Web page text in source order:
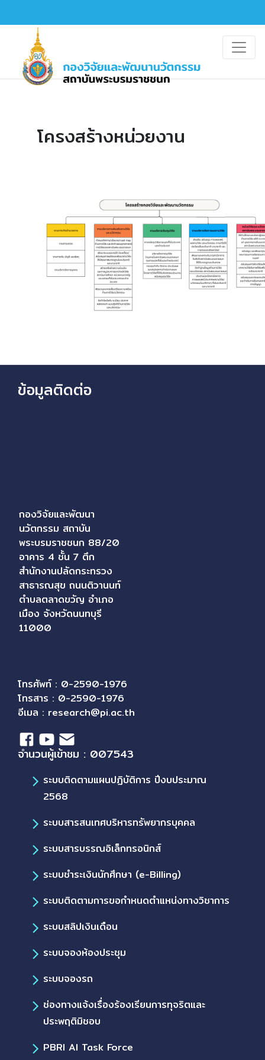
โครงสร้างหน่วยงาน
ข้อมูลติดต่อ
กองวิจัยและพัฒนา
นวัตกรรม สถาบัน
พระบรมราชชนก 88/20
อาคาร 4 ชั้น 7 ตึก
สำนักงานปลัดกระทรวง
สาธารณสุข ถนนติวานนท์
ตำบลตลาดขวัญ อำเภอ
เมือง จังหวัดนนทบุรี
11000
โทรศัพท์ : 0-2590-1976
โทรสาร : 0-2590-1976
อีเมล : research@pi.ac.th
จำนวนผู้เข้าชม : 007543
ระบบติดตามแผนปฏิบัติการ ปีงบประมาณ
2568
ระบบสารสนเทศบริหารทรัพยากรบุคคล
ระบบสารบรรณอิเล็กทรอนิกส์
ระบบชำระเงินนักศึกษา (e-Billing)
ระบบติดตามการขอกำหนดตำแหน่งทางวิชาการ
ระบบสลิปเงินเดือน
ระบบจองห้องประชุม
ระบบจองรถ
ช่องทางแจ้งเรื่องร้องเรียนการทุจริตและ
ประพฤติมิชอบ
PBRI AI Task Force